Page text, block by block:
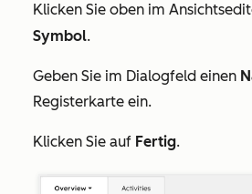
Klicken Sie oben im
Symbol.
Geben Sie im Dialogfeld einen
Registerkarte ein.
Klicken Sie auf Fertig.